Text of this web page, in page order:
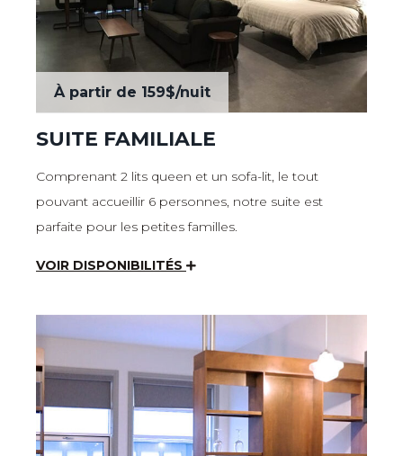
À partir de 159$/nuit
SUITE FAMILIALE
Comprenant 2 lits queen et un sofa-lit, le tout
pouvant accueillir 6 personnes, notre suite est
parfaite pour les petites familles.
VOIR DISPONIBILITÉS